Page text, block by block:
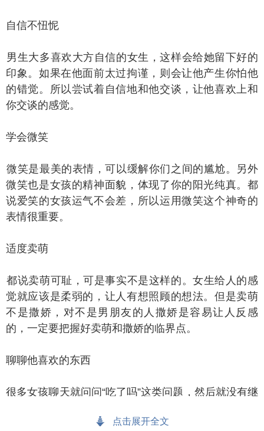
不忸怩
大多喜欢大方自信的女生，这样会给她留下好的
印象。如果在他面前太过拘谨，则会让他产生你怕他
的错觉。所以尝试着自信地和他交谈，让他喜欢上和
你交谈的感觉。
微笑
是最美的表情，可以缓解你们之间的尴尬。另外
微笑也是女孩的精神面貌，体现了你的阳光纯真。都
说爱笑的女孩运气不会差，所以运用微笑这个神奇的
表情很重要。
卖萌
卖萌可耻，可是事实不是这样的。女生给人的感
觉就应该是柔弱的，让人有想照顾的想法。但是卖萌
不是撒娇，对不是男朋友的人撒娇是容易让人反感
的，一定要把握好卖萌和撒娇的临界点。
他喜欢的东西
女孩聊天就问问“吃了吗”这类问题，然后就没有继
去又不会尴尬的条件，所以多了解一下他喜欢的东
点击展开全文